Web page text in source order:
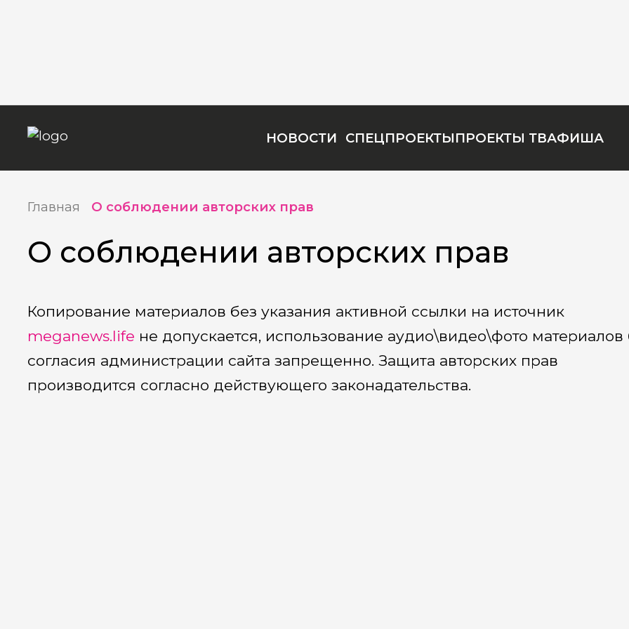
НОВОСТИ СПЕЦПРОЕКТЫПРОЕКТЫ ТВАФИША
Главная О соблюдении авторских прав
О соблюдении авторских прав
Копирование материалов без указания активной ссылки на источник
meganews.life не допускается, использование аудио\видео\фото материалов
согласия администрации сайта запрещенно. Защита авторских прав
производится согласно действующего законадательства.